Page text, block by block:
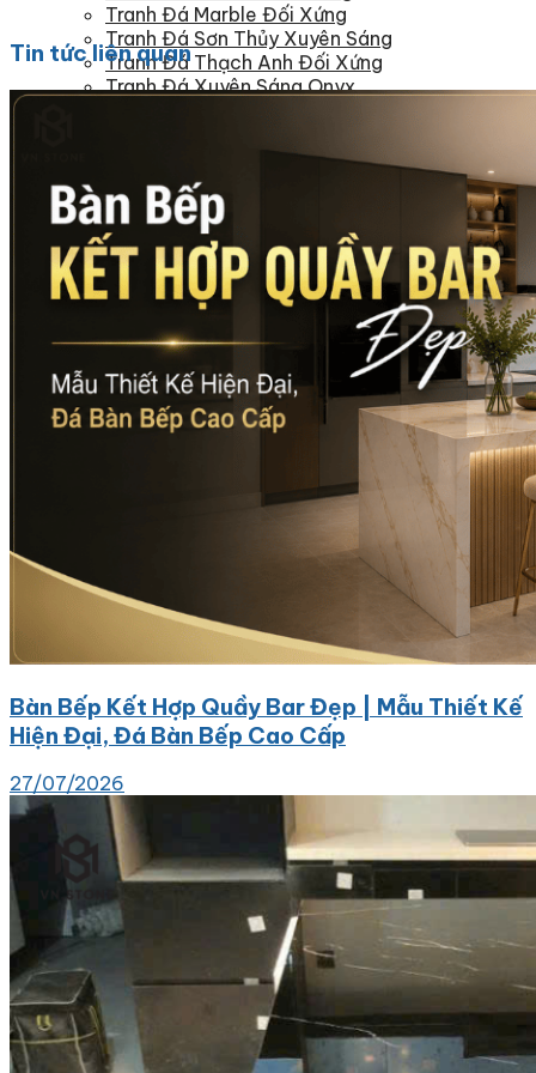
Tranh Đá Marble Đối Xứng
Tranh Đá Sơn Thủy Xuyên Sáng
Tranh Đá Thạch Anh Đối Xứng
Tranh Đá Xuyên Sáng Onyx
Giỏ hàng
Chưa có sản phẩm trong giỏ hàng.
Tin tức liên quan
Bàn Bếp Kết Hợp Quầy Bar Đẹp | Mẫu Thiết Kế
Hiện Đại, Đá Bàn Bếp Cao Cấp
27/07/2026